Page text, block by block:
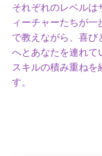
それぞれのレベル
ィーチャーたちが
で教えながら、喜
へとあなたを連れて
スキルの積み重ねを
す。